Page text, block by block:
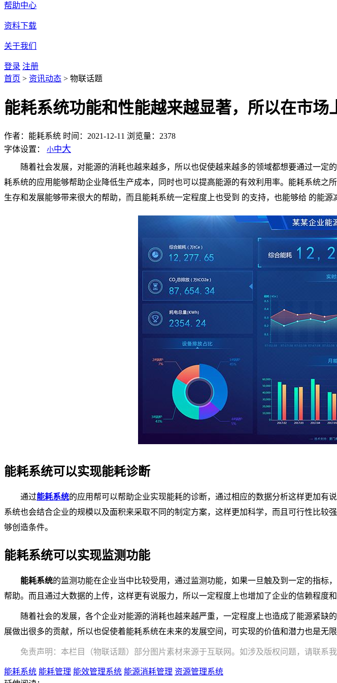
帮助中心
资料下载
关于我们
登录 注册
首页 > 资讯动态 > 物联话题
能耗系统功能和性能越来越显著，所以在市场
作者：能耗系统 时间：2021-12-11 浏览量：2378
字体设置： 小中大
随着社会发展，对能源的消耗也越来越多，所以也促使越来越多的领域都想要通过一定
耗系统的应用能够帮助企业降低生产成本，同时也可以提高能源的有效利用率。能耗系统
生存和发展能够带来很大的帮助，而且能耗系统一定程度上也受到 的支持，也能够给 的能源
能耗系统可以实现能耗诊断
通过能耗系统的应用帮可以帮助企业实现能耗的诊断，通过相应的数据分析这样更加有
系统也会结合企业的规模以及面积来采取不同的制定方案，这样更加科学，而且可行性比
够创造条件。
能耗系统可以实现监测功能
能耗系统的监测功能在企业当中比较受用，通过监测功能，如果一旦触及到一定的指
帮助。而且通过大数据的上传，这样更有说服力，所以一定程度上也增加了企业的信赖程度和
随着社会的发展，各个企业对能源的消耗也越来越严重，一定程度上也造成了能源紧缺
展做出很多的贡献，所以也促使着能耗系统在未来的发展空间，可实现的价值和潜力也是无
免责声明：本栏目（物联话题）部分图片素材来源于互联网。如涉及版权问题，请联系我
能耗系统 能耗管理 能效管理系统 能源消耗管理 资源管理系统